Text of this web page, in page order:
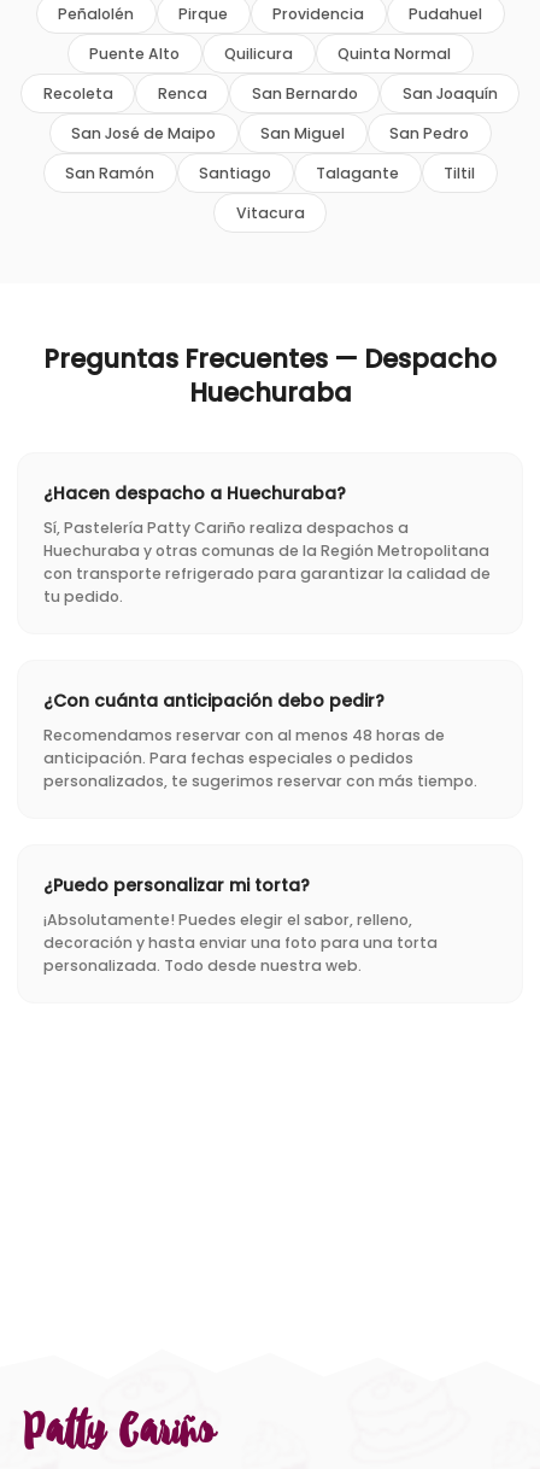
Peñalolén Pirque Providencia
Pudahuel
Puente Alto
Quilicura
Quinta Normal
Recoleta
Renca San Bernardo
San Joaquín
San José de Maipo
San Miguel
San Pedro
San Ramón
Santiago Talagante
Tiltil
Vitacura
Preguntas Frecuentes — Despacho
Huechuraba
¿Hacen despacho a Huechuraba?
Sí, Pastelería Patty Cariño realiza despachos a
Huechuraba y otras comunas de la Región Metropolitana
con transporte refrigerado para garantizar la calidad de
tu pedido.
¿Con cuánta anticipación debo pedir?
Recomendamos reservar con al menos 48 horas de
anticipación. Para fechas especiales o pedidos
personalizados, te sugerimos reservar con más tiempo.
¿Puedo personalizar mi torta?
¡Absolutamente! Puedes elegir el sabor, relleno,
decoración y hasta enviar una foto para una torta
personalizada. Todo desde nuestra web.
Patty Cariño